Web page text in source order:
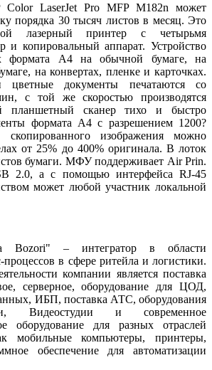
LaserJet Pro MFP M182n может
порядка 30 тысяч листов в месяц. Это
лазерный принтер с четырьмя
и копировальный аппарат. Устройство
формата А4 на обычной бумаге, на
на конвертах, пленке и карточках.
документы печатаются со
с той же скоростью производятся
планшетный сканер тихо и быстро
формата А4 с разрешением 1200?
изображения можно
от 25% до 400% оригинала. В лоток
бумаги. МФУ поддерживает Air Prin.
2.0, а с помощью интерфейса RJ-45
может любой участник локальной
Bozori" – интегратор в области
в сфере ритейла и логистики.
компании является поставка
серверное, оборудование для ЦОД,
ИБП, поставка АТС, оборудования
Видеостудии и современное
оборудование для разных отраслей
мобильные компьютеры, принтеры,
обеспечение для автоматизации